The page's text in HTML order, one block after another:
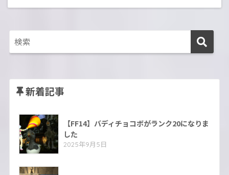
新着記事
【FF14】バディチョコボがランク20になりま
した
2025年9月5日